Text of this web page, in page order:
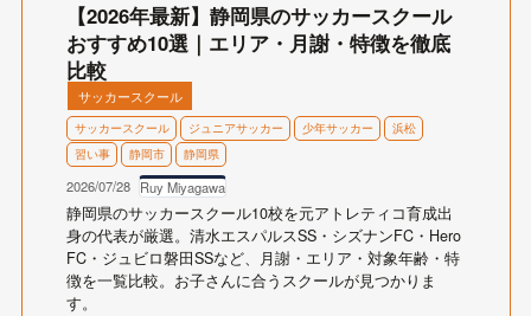
【2026年最新】静岡県のサッカースクール
おすすめ10選｜エリア・月謝・特徴を徹底
比較
サッカースクール
サッカースクール ジュニアサッカー 少年サッカー
浜松
習い事
静岡市 静岡県
2026/07/28 Ruy Miyagawa
静岡県のサッカースクール10校を元アトレティコ育成出
身の代表が厳選。清水エスパルスSS・シズナンFC・Hero
FC・ジュビロ磐田SSなど、月謝・エリア・対象年齢・特
徴を一覧比較。お子さんに合うスクールが見つかりま
す。